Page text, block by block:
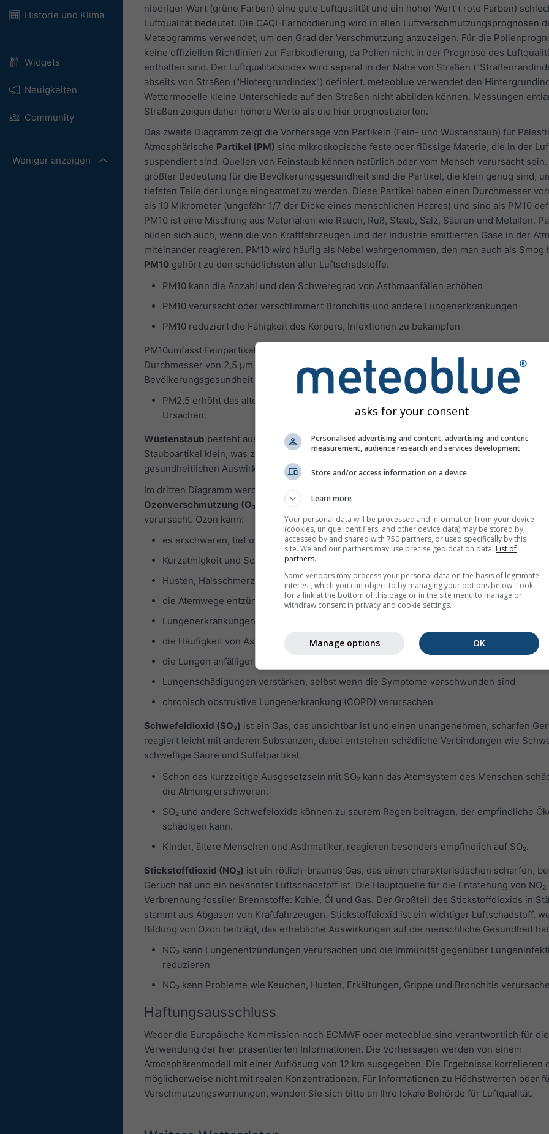
Historie und Klima
Widgets
Neuigkeiten
Community
Weniger anzeigen
niedriger Wert (grüne Farben) eine gute Luftqualität und ein hoher Wert ( rote Farben)
Luftqualität bedeutet. Die CAQI-Farbcodierung wird in allen Luftverschmutzungsprognosen
Meteogramms verwendet, um den Grad der Verschmutzung anzuzeigen. Für die
keine offiziellen Richtlinien zur Farbkodierung, da Pollen nicht in der Prognose des
enthalten sind. Der Luftqualitätsindex wird separat in der Nähe von Straßen
abseits von Straßen ("Hintergrundindex") definiert. meteoblue verwendet den
Wettermodelle kleine Unterschiede auf den Straßen nicht abbilden können. Messungen
Straßen zeigen daher höhere Werte als die hier prognostizierten.
Das zweite Diagramm zeigt die Vorhersage von Partikeln (Fein- und Wüstenstaub) für
Atmosphärische Partikel (PM) sind mikroskopische feste oder flüssige Materie, die in der
suspendiert sind. Quellen von Feinstaub können natürlich oder vom Mensch verursacht sein.
größter Bedeutung für die Bevölkerungsgesundheit sind die Partikel, die klein genug sind,
tiefsten Teile der Lunge eingeatmet zu werden. Diese Partikel haben einen Durchmesser
als 10 Mikrometer (ungefähr 1/7 der Dicke eines menschlichen Haares) und sind als PM10
PM10 ist eine Mischung aus Materialien wie Rauch, Ruß, Staub, Salz, Säuren und Metallen.
bilden sich auch, wenn die von Kraftfahrzeugen und der Industrie emittierten Gase in der
miteinander reagieren. PM10 wird häufig als Nebel wahrgenommen, den man auch als Smog
PM10 gehört zu den schädlichsten aller Luftschadstoffe.
PM10 kann die Anzahl und den Schweregrad von Asthmaanfällen erhöhen
PM10 verursacht oder verschlimmert Bronchitis und andere Lungenerkrankungen
PM10 reduziert die Fähigkeit des Körpers, Infektionen zu bekämpfen
PM10umfasst Feinpartikel, die als PM2,5 bekannt sind, bei denen es sich um Feinpartikel mit
Durchmesser von 2,5 μm oder weniger handelt. Die größten Auswirkungen auf die
Bevölkerungsgesundheit entstehen, wenn Menschen PM2,5 langfristig ausgesetzt sind:
PM2,5 erhöht das altersspezifische Mortalitätsrisiko, insbesondere durch kardiovaskuläre
Ursachen.
Wüstenstaub besteht aus Teilchen, die kleiner als 62 μm sind und aus Wüsten stammen. Oft
Staubpartikel klein, was zu hohen Konzentrationen von PM10 und PM2,5 und allen damit
gesundheitlichen Auswirkungen führt.
Im dritten Diagramm werden die Konzentrationen von Luftverschmutzungsgasen dargestellt.
Ozonverschmutzung (O₃)
in der unteren Troposphäre wird hauptsächlich in städtischen
verursacht. Ozon kann:
es erschweren, tief und kräftig zu atmen
Kurzatmigkeit und Schmerzen beim Atmen verursachen
Husten, Halsschmerzen oder Kratzen im Hals verursachen
die Atemwege entzünden und schädigen
Lungenerkrankungen wie Asthma, Emphysem und chronische Bronchitis verstärken
die Häufigkeit von Asthmaanfällen steigern
die Lungen anfälliger für Infektionen machen
Lungenschädigungen verstärken, selbst wenn die Symptome verschwunden sind
chronisch obstruktive Lungenerkrankung (COPD) verursachen
Schwefeldioxid (SO₂) ist ein Gas, das unsichtbar ist und einen unangenehmen, scharfen
reagiert leicht mit anderen Substanzen, dabei entstehen schädliche Verbindungen wie
schweflige Säure und Sulfatpartikel.
Schon das kurzzeitige Ausgesetzsein mit SO₂ kann das Atemsystem des Menschen
die Atmung erschweren.
SO₂ und andere Schwefeloxide können zu saurem Regen beitragen, der empfindliche
schädigen kann.
Kinder, ältere Menschen und Asthmatiker, reagieren besonders empfindlich auf SO₂.
Stickstoffdioxid (NO₂) ist ein rötlich-braunes Gas, das einen charakteristischen scharfen,
Geruch hat und ein bekannter Luftschadstoff ist. Die Hauptquelle für die Entstehung von NO₂
Verbrennung fossiler Brennstoffe: Kohle, Öl und Gas. Der Großteil des Stickstoffdioxids in
stammt aus Abgasen von Kraftfahrzeugen. Stickstoffdioxid ist ein wichtiger Luftschadstoff,
Bildung von Ozon beiträgt, das erhebliche Auswirkungen auf die menschliche Gesundheit
NO₂ kann Lungenentzündungen verursachen und die Immunität gegenüber
reduzieren
NO₂ kann Probleme wie Keuchen, Husten, Erkältungen, Grippe und Bronchitis
Haftungsausschluss
Weder die Europäische Kommission noch ECMWF oder meteoblue sind verantwortlich für die
Verwendung der hier präsentierten Informationen. Die Vorhersagen werden von einem
Atmosphärenmodell mit einer Auflösung von 12 km ausgegeben. Die Ergebnisse korrelieren
möglicherweise nicht mit realen Konzentrationen. Für Informationen zu Höchstwerten oder
Verschmutzungswarnungen, wenden Sie sich bitte an Ihre lokale Behörde für Luftqualität.
asks for your consent
Personalised advertising and content, advertising and content
measurement, audience research and services development
Store and/or access information on a device
Learn more
Your personal data will be processed and information from your device
(cookies, unique identifiers, and other device data) may be stored by,
accessed by and shared with 750 partners, or used specifically by this
site. We and our partners may use precise geolocation data. List of
partners.
Some vendors may process your personal data on the basis of legitimate
interest, which you can object to by managing your options below. Look
for a link at the bottom of this page or in the site menu to manage or
withdraw consent in privacy and cookie settings.
OK
Manage options